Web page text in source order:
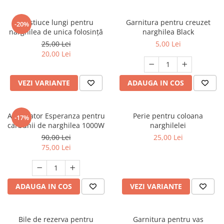
-20%
Mustiuce lungi pentru
narghilea de unica folosință
25,00 Lei
20,00 Lei
VEZI VARIANTE
Garnitura pentru creuzet
narghilea Black
5,00 Lei
ADAUGA IN COS
-17%
Aprinzator Esperanza pentru
carbunii de narghilea 1000W
90,00 Lei
75,00 Lei
ADAUGA IN COS
Perie pentru coloana
narghilelei
25,00 Lei
VEZI VARIANTE
Bile de rezerva pentru Garnitura pentru vas